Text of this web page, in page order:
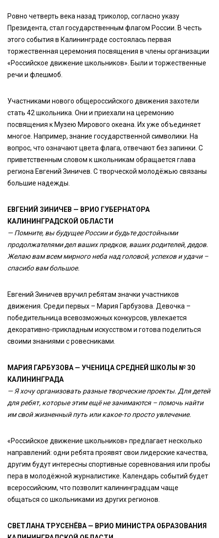
Ровно четверть века назад триколор, согласно указу
Президента, стал государственным флагом России. В честь
этого события в Калининграде состоялась первая
торжественная церемония посвящения в члены организации
«Российское движение школьников». Были и торжественные
речи и флешмоб.
Участниками нового общероссийского движения захотели
стать 42 школьника. Они и приехали на церемонию
посвящения к Музею Мирового океана. Их уже объединяет
многое. Например, знание государственной символики. На
вопрос, что означают цвета флага, отвечают без запинки. С
приветственным словом к школьникам обращается глава
региона Евгений Зиничев. С творческой молодёжью связаны
большие надежды.
ЕВГЕНИЙ ЗИНИЧЕВ — ВРИО ГУБЕРНАТОРА
КАЛИНИНГРАДСКОЙ ОБЛАСТИ
— Помните, вы будущее России и будьте достойными
продолжателями дел ваших предков, ваших родителей, дедов.
Желаю вам всем мирного неба над головой, успехов и удачи –
спасибо вам большое.
Евгений Зиничев вручил ребятам значки участников
движения. Среди первых – Мария Гарбузова. Девочка –
победительница всевозможных конкурсов, увлекается
декоративно-прикладным искусством и готова поделиться
своими знаниями с ровесниками.
МАРИЯ ГАРБУЗОВА — УЧЕНИЦА СРЕДНЕЙ ШКОЛЫ № 30
КАЛИНИНГРАДА
— Я хочу организовать разные творческие проекты. Для детей
для ребят, которые этим ещё не занимаются – помочь найти
им свой жизненный путь или какое-то просто увлечение.
«Российское движение школьников» предлагает несколько
направлений: одни ребята проявят свои лидерские качества,
другим будут интересны спортивные соревнования или пробы
пера в молодёжной журналистике. Календарь событий будет
всероссийским, что позволит калининградцам чаще
общаться со школьниками из других регионов.
СВЕТЛАНА ТРУСЕНЁВА — ВРИО МИНИСТРА ОБРАЗОВАНИЯ